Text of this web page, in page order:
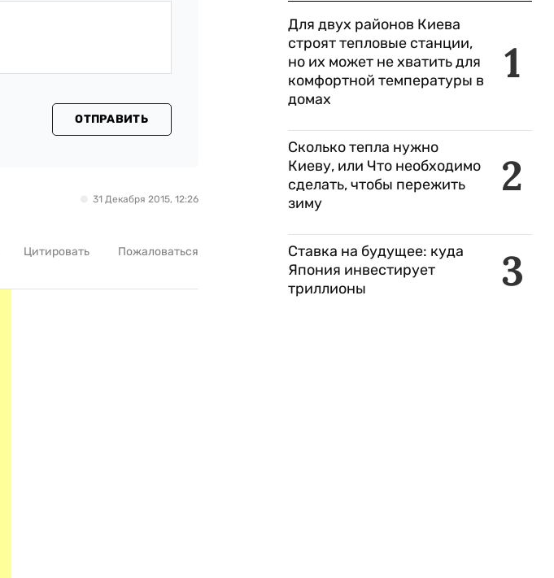
ОТПРАВИТЬ
31 Декабря 2015, 12:26
Цитировать Пожаловаться
1
Для двух районов Киева
строят тепловые станции,
но их может не хватить для
комфортной температуры в
домах
2
Сколько тепла нужно
Киеву, или Что необходимо
сделать, чтобы пережить
зиму
3
Ставка на будущее: куда
Япония инвестирует
триллионы